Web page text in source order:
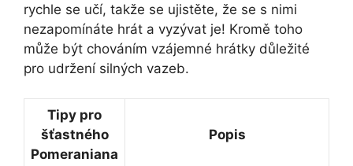
rychle se učí, takže se ujistěte, že se s nimi
nezapomínáte hrát a vyzývat je! Kromě toho
může být chováním vzájemné hrátky důležité
pro udržení silných vazeb.
Tipy pro
šťastného
Pomeraniana
Popis